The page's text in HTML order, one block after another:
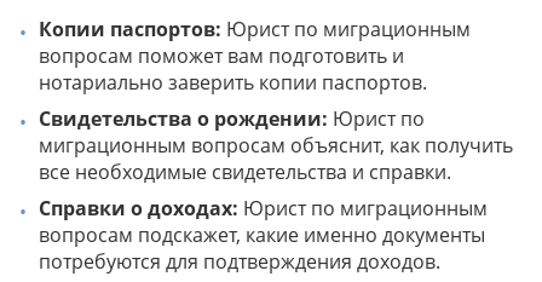
Копии паспортов: Юрист по миграционным
вопросам поможет вам подготовить и
нотариально заверить копии паспортов.
Свидетельства о рождении: Юрист по
миграционным вопросам объяснит, как получить
все необходимые свидетельства и справки.
Справки о доходах: Юрист по миграционным
вопросам подскажет, какие именно документы
потребуются для подтверждения доходов.